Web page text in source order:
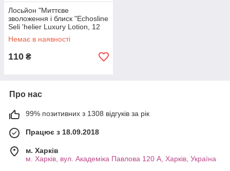
Лосьйон "Миттєве
зволоження і блиск "Echosline
Seli 'helier Luxury Lotion, 12
мл
Немає в наявності
110 ₴
Про нас
99% позитивних з 1308 відгуків за рік
Працює з 18.09.2018
м. Харків
м. Харків, вул. Академіка Павлова 120 А, Харків, Україна